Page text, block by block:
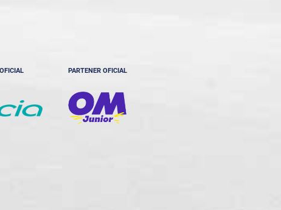
PARTENER OFICIAL